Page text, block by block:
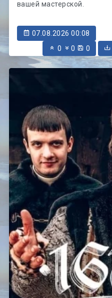
вашей мастерской.
07.08.2026 00:08
0
0 0